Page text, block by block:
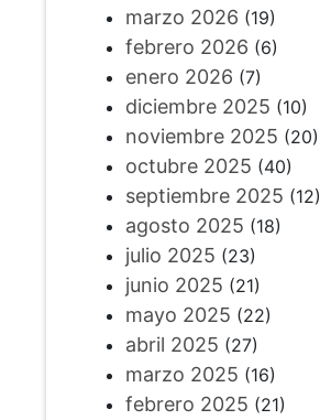
marzo 2026 (19)
febrero 2026 (6)
enero 2026 (7)
diciembre 2025 (10)
noviembre 2025 (20)
octubre 2025 (40)
septiembre 2025 (12)
agosto 2025 (18)
julio 2025 (23)
junio 2025 (21)
mayo 2025 (22)
abril 2025 (27)
marzo 2025 (16)
febrero 2025 (21)